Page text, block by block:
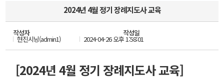
2024년 4월 정기 장례지도사 교육
작성자
현진시닝(admin1)
작성일
2024-04-26 오후 1:58:01
[2024년 4월 정기 장례지도사 교육]